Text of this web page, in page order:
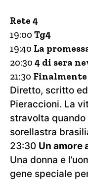
Rete 4
19:00 Tg4
19:40 La
20:30 4 di sera
21:30
Diretto, scritto
Pieraccioni. La
stravolta quando
sorellastra
23:30 Un amore
Una donna e
gene speciale